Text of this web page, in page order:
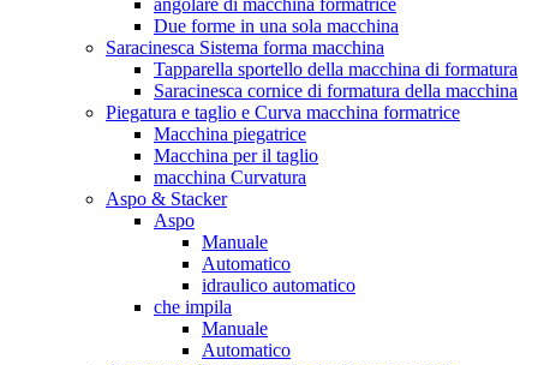
angolare di macchina formatrice
Due forme in una sola macchina
Saracinesca Sistema forma macchina
Tapparella sportello della macchina di formatura
Saracinesca cornice di formatura della macchina
Piegatura e taglio e Curva macchina formatrice
Macchina piegatrice
Macchina per il taglio
macchina Curvatura
Aspo & Stacker
Aspo
Manuale
Automatico
idraulico automatico
che impila
Manuale
Automatico